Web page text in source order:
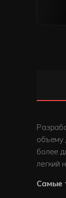
объему
более
легкий
Самые